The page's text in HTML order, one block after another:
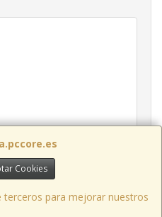
Cookies
para mejorar nuestros